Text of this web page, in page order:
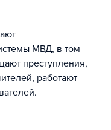
МВД, в том
преступления,
работают